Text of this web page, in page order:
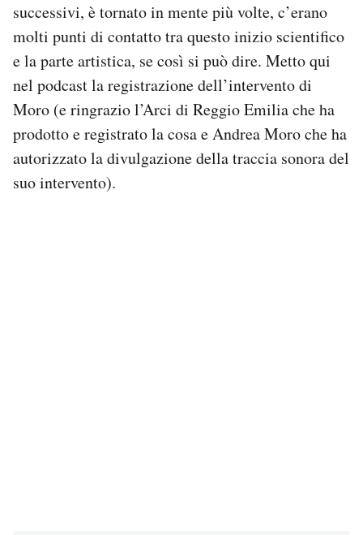
AREA PERSONALE
Area Personale
Newsletter
Notifiche mobile
Regala il Post
Hai bisogno di aiuto?
Esci
successivi, è tornato in mente più volte, c’erano
molti punti di contatto tra questo inizio scientifico
e la parte artistica, se così si può dire. Metto qui
nel podcast la registrazione dell’intervento di
Moro (e ringrazio l’Arci di Reggio Emilia che ha
prodotto e registrato la cosa e Andrea Moro che ha
autorizzato la divulgazione della traccia sonora del
suo intervento).